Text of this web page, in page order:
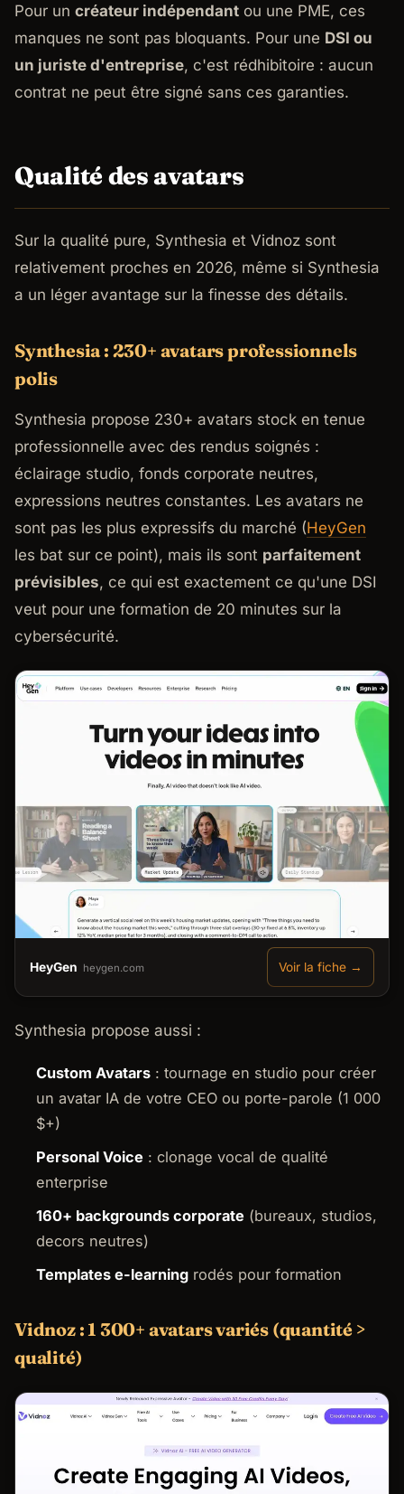
Pour un créateur indépendant ou une PME, ces
manques ne sont pas bloquants. Pour une DSI ou
un juriste d'entreprise, c'est rédhibitoire : aucun
contrat ne peut être signé sans ces garanties.
Qualité des avatars
Sur la qualité pure, Synthesia et Vidnoz sont
relativement proches en 2026, même si Synthesia
a un léger avantage sur la finesse des détails.
Synthesia : 230+ avatars professionnels
polis
Synthesia propose 230+ avatars stock en tenue
professionnelle avec des rendus soignés :
éclairage studio, fonds corporate neutres,
expressions neutres constantes. Les avatars ne
sont pas les plus expressifs du marché (HeyGen
les bat sur ce point), mais ils sont parfaitement
prévisibles, ce qui est exactement ce qu'une DSI
veut pour une formation de 20 minutes sur la
cybersécurité.
HeyGen heygen.com Voir la fiche →
Synthesia propose aussi :
Custom Avatars : tournage en studio pour créer
un avatar IA de votre CEO ou porte-parole (1 000
$+)
Personal Voice : clonage vocal de qualité
enterprise
160+ backgrounds corporate (bureaux, studios,
decors neutres)
Templates e-learning rodés pour formation
Vidnoz : 1 300+ avatars variés (quantité >
qualité)